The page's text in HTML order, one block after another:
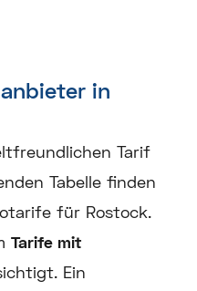
in
Tarif
Tabelle finden
für Rostock.
Tarife mit
Ein